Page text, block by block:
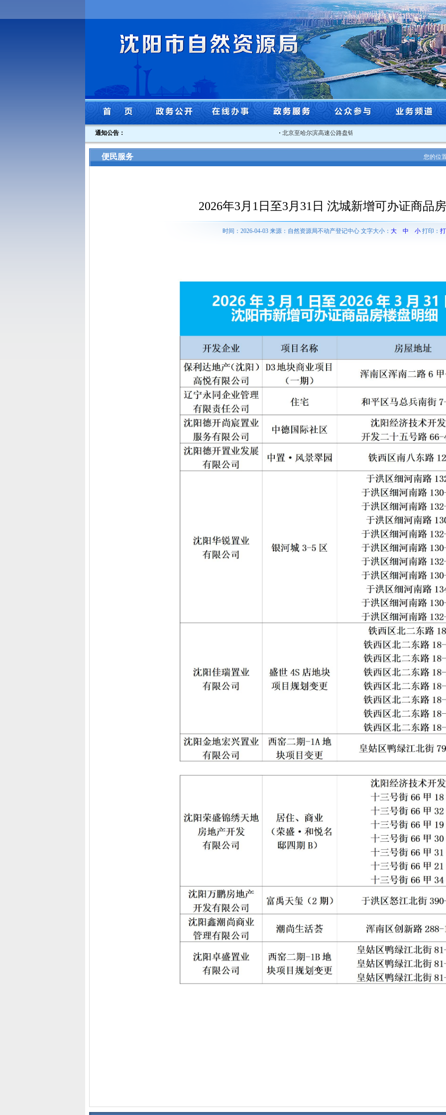
通知公告： 北京至哈尔滨高速公路盘锦至沈阳段改扩建工程 （沈阳市段）
便民服务 您的位
2026年3月1日至3月31日 沈城新增可办证商品
时间：2026-04-03 来源：自然资源局不动产登记中心 文字大小： 大 中 小打印：